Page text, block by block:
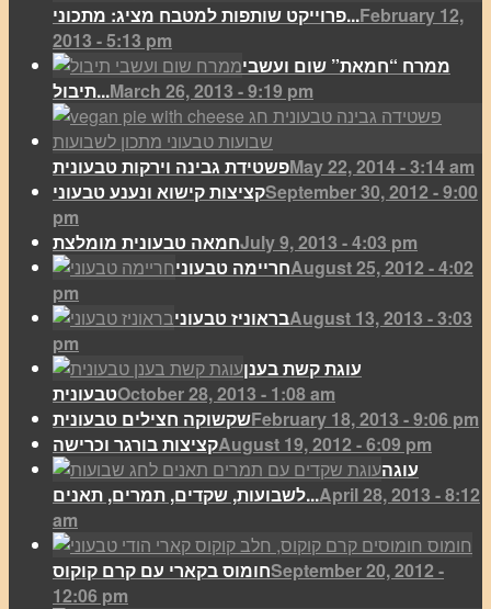
פרוייקט שותפות למטבח מציג: מתכוני...February 12,
2013 - 5:13 pm
ממרח “חמאת” שום ועשבי
תיבול...March 26, 2013 - 9:19 pm
פשטידת גבינה וירקות טבעוניתMay 22, 2014 - 3:14 am
קציצות קישוא ונענע טבעוניSeptember 30, 2012 - 9:00
pm
חמאה טבעונית מומלצתJuly 9, 2013 - 4:03 pm
חריימה טבעוניAugust 25, 2012 - 4:02
pm
בראוניז טבעוניAugust 13, 2013 - 3:03
pm
עוגת קשת בענן
טבעוניתOctober 28, 2013 - 1:08 am
שקשוקה חצילים טבעוניתFebruary 18, 2013 - 9:06 pm
קציצות בורגר וכרישהAugust 19, 2012 - 6:09 pm
עוגה
לשבועות, שקדים, תמרים, תאנים...April 28, 2013 - 8:12
am
חומוס בקארי עם קרם קוקוסSeptember 20, 2012 -
12:06 pm